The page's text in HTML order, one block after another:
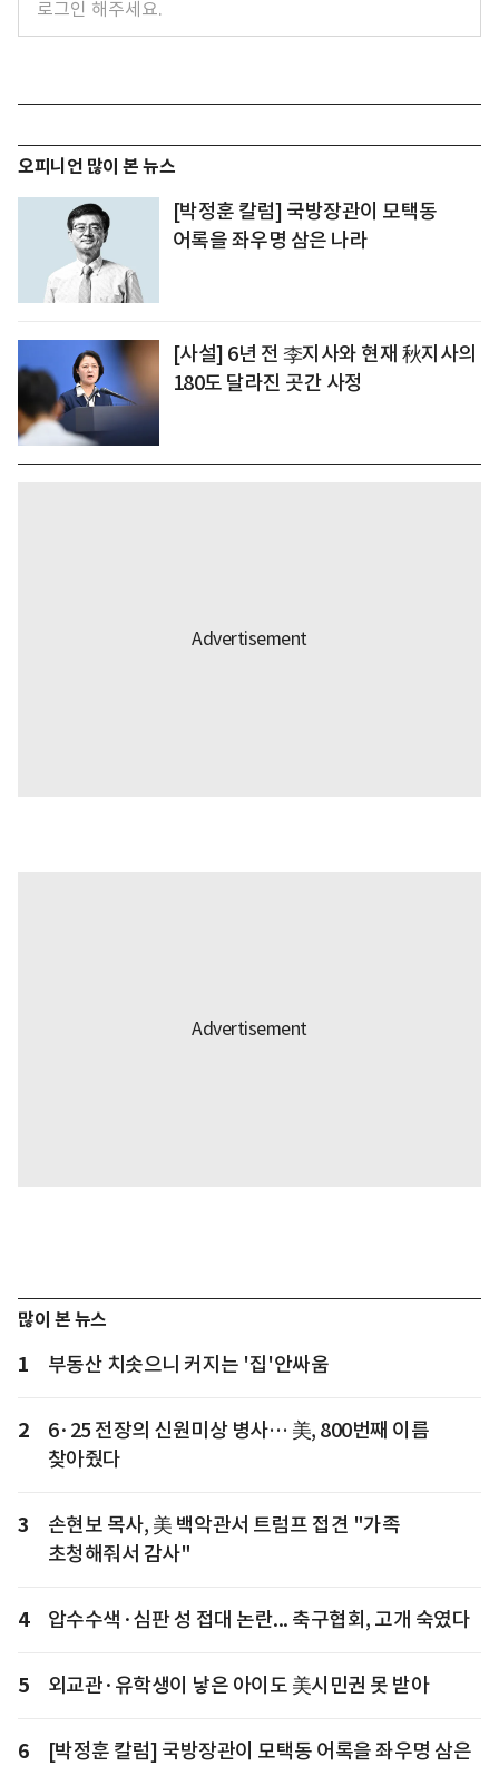
오피니언 많이 본 뉴스
[박정훈 칼럼] 국방장관이 모택동
어록을 좌우명 삼은 나라
[사설] 6년 전 李지사와 현재 秋지사의
180도 달라진 곳간 사정
많이 본 뉴스
1 부동산 치솟으니 커지는 '집'안싸움
2
6·25 전장의 신원미상 병사… 美, 800번째 이름
찾아줬다
3
손현보 목사, 美 백악관서 트럼프 접견 "가족
초청해줘서 감사"
4 압수수색·심판 성 접대 논란... 축구협회, 고개 숙였다
5 외교관·유학생이 낳은 아이도 美시민권 못 받아
6
[박정훈 칼럼] 국방장관이 모택동 어록을 좌우명 삼은